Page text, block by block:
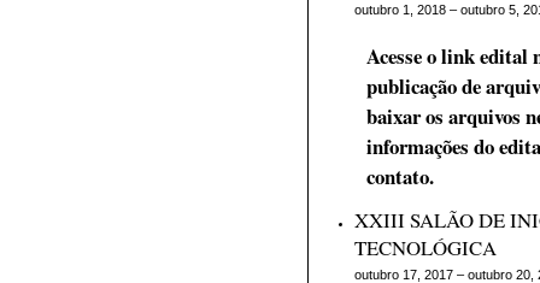
outubro 1, 2018 – outubro 5,
Acesse o link edital
publicação de
baixar os arquivos
informações do
contato.
XXIII SALÃO DE
TECNOLÓGICA
outubro 17, 2017 – outubro 20,